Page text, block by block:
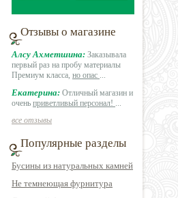
Отзывы о магазине
Алсу Ахметшина: Заказывала
первый раз на пробу материалы
Премиум класса, но опас ...
Екатерина: Отличный магазин и
очень приветливый персонал! ...
все отзывы
Популярные разделы
Бусины из натуральных камней
Не темнеющая фурнитура